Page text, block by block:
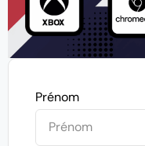
Prénom